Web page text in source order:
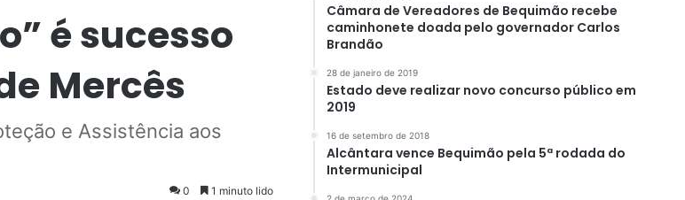
é sucesso
Mercês
e Assistência aos
0 1 minuto lido
Câmara de Vereadores de Bequimão recebe
caminhonete doada pelo governador Carlos
Brandão
28 de janeiro de 2019
Estado deve realizar novo concurso público em
2019
16 de setembro de 2018
Alcântara vence Bequimão pela 5ª rodada do
Intermunicipal
2 de março de 2024